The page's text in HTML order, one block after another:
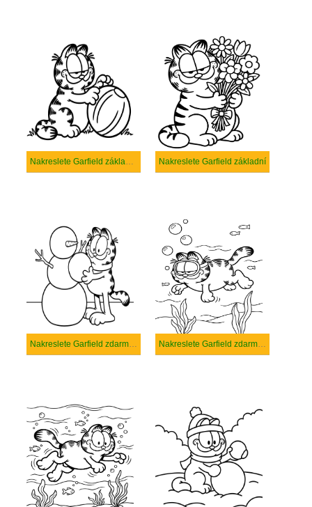
Nakreslete Garfield základní tisknutelné Nakreslete Garfield základní
Nakreslete Garfield zdarma pro děti Nakreslete Garfield zdarma prostý tisknutelné